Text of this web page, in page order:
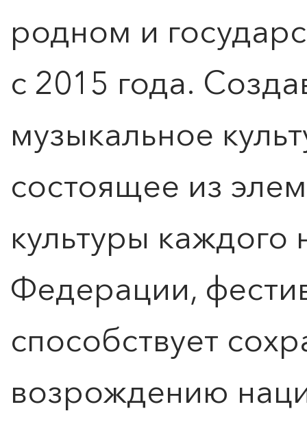
родном и
с 2015 года.
музыкальное
состоящее из
культуры каждого
Федерации,
способствует
возрождению